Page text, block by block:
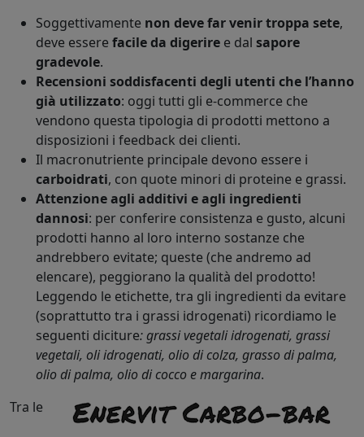
Soggettivamente non deve far venir troppa sete,
deve essere facile da digerire e dal sapore
gradevole.
Recensioni soddisfacenti degli utenti che l’hanno
già utilizzato: oggi tutti gli e-commerce che
vendono questa tipologia di prodotti mettono a
disposizioni i feedback dei clienti.
Il macronutriente principale devono essere i
carboidrati, con quote minori di proteine e grassi.
Attenzione agli additivi e agli ingredienti
dannosi: per conferire consistenza e gusto, alcuni
prodotti hanno al loro interno sostanze che
andrebbero evitate; queste (che andremo ad
elencare), peggiorano la qualità del prodotto!
Leggendo le etichette, tra gli ingredienti da evitare
(soprattutto tra i grassi idrogenati) ricordiamo le
seguenti diciture: grassi vegetali idrogenati, grassi
vegetali, oli idrogenati, olio di colza, grasso di palma,
olio di palma, olio di cocco e margarina.
Tra le